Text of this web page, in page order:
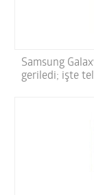
Samsung
geriledi; işte